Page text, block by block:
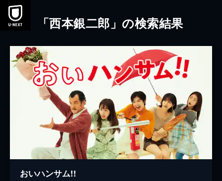
本文へスキップ
「西本銀二郎」の検索結果
おいハンサム!!